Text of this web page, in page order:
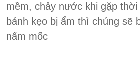
mềm, chảy nước khi gặp thời
bánh kẹo bị ẩm thì chúng sẽ
nấm mốc